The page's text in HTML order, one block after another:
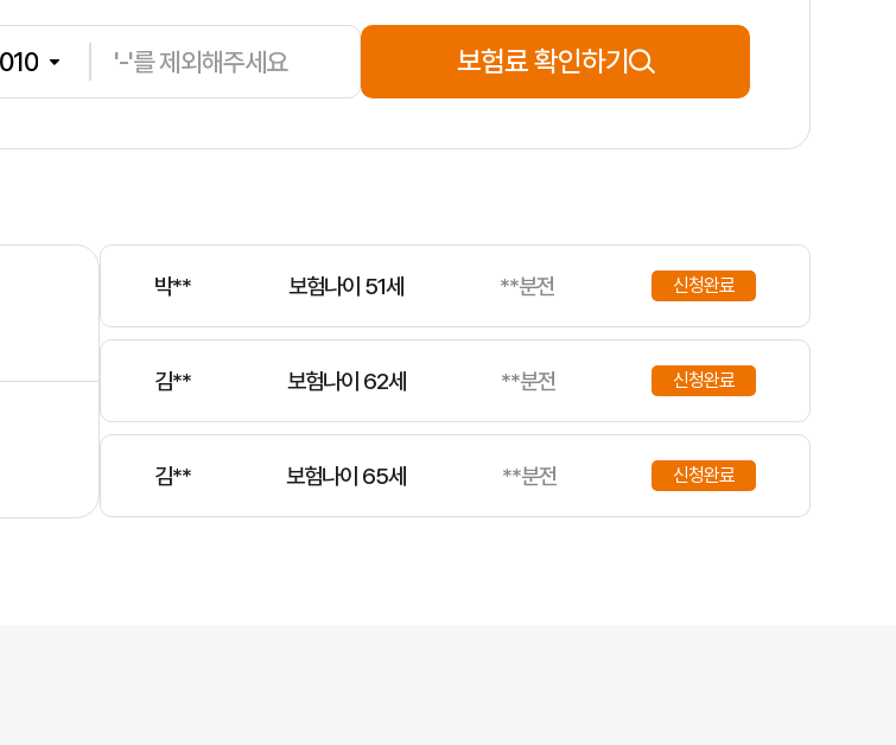
보험료 확인하기
이** 보험나이 53세 **분전 신청완료
김** 보험나이 62세 **분전 신청완료
김** 보험나이 65세 **분전 신청완료
정** 보험나이 66세 **분전 신청완료